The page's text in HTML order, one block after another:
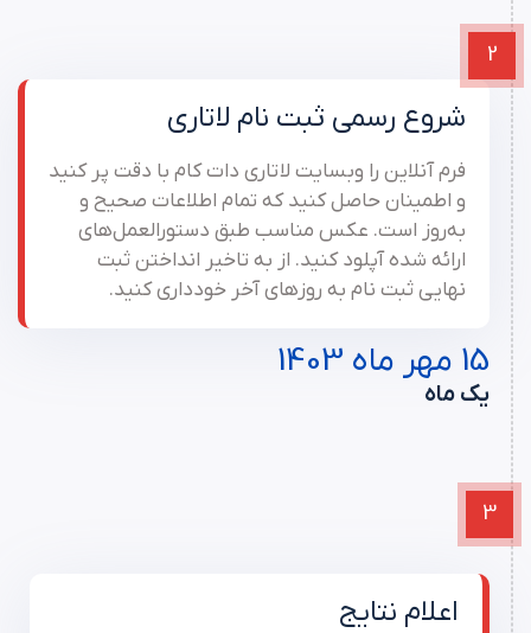
2
شروع رسمی ثبت نام لاتاری
فرم آنلاین را وبسایت لاتاری دات کام با دقت پر کنید
و اطمینان حاصل کنید که تمام اطلاعات صحیح و
به‌روز است. عکس مناسب طبق دستورالعمل‌های
ارائه شده آپلود کنید. از به تاخیر انداختن ثبت
نهایی ثبت نام به روزهای آخر خودداری کنید.
15 مهر ماه 1403
یک ماه
3
اعلام نتایج